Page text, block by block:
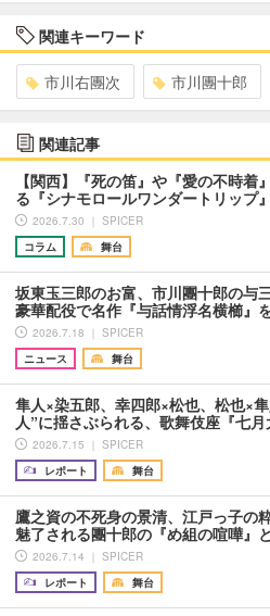
関連キーワード
市川右團次 市川團十郎
関連記事
【関西】『死の笛』や『愛の不時着
る『シナモロールワンダートリップ
2026.7.30 ｜ SPICER
コラム
舞台
坂東玉三郎のお富、市川團十郎の
豪華配役で名作『与話情浮名横櫛』
2026.7.18 ｜ SPICER
ニュース
舞台
隼人×染五郎、幸四郎×松也、松也×
人”に揺さぶられる、歌舞伎座『七
2026.7.15 ｜ SPICER
レポート
舞台
鷹之資の不死身の景清、江戸っ子の
魅了される團十郎の『め組の喧嘩』
2026.7.14 ｜ SPICER
レポート
舞台